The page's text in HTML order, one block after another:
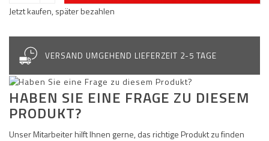
Jetzt kaufen, später bezahlen
VERSAND UMGEHEND LIEFERZEIT 2-5 TAGE
HABEN SIE EINE FRAGE ZU DIESEM
PRODUKT?
Unser Mitarbeiter hilft Ihnen gerne, das richtige Produkt zu finden